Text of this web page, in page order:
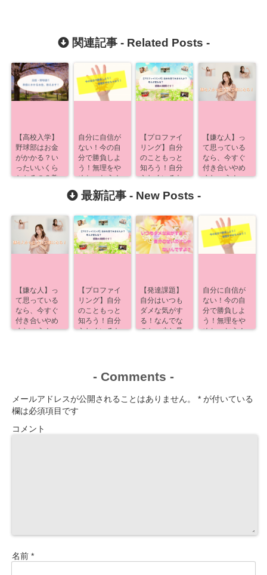
関連記事 - Related Posts -
【高校入学】
野球部はお金
がかかる？い
ったいいくら
かかるの？教
自分に自信が
ない！今の自
分で勝負しよ
う！無理をや
めちゃおう！
【プロファイ
リング】自分
のこともっと
知ろう！自分
らしくいるた
【嫌な人】っ
て思っている
なら、今すぐ
付き合いやめ
ましょう！
最新記事 - New Posts -
【嫌な人】っ
て思っている
なら、今すぐ
付き合いやめ
ましょう！
【プロファイ
リング】自分
のこともっと
知ろう！自分
らしくいるた
【発達課題】
自分はいつも
ダメな気がす
る！なんでな
のか、少し見
自分に自信が
ない！今の自
分で勝負しよ
う！無理をや
めちゃおう！
- Comments -
メールアドレスが公開されることはありません。 * が付いている
欄は必須項目です
コメント
名前 *